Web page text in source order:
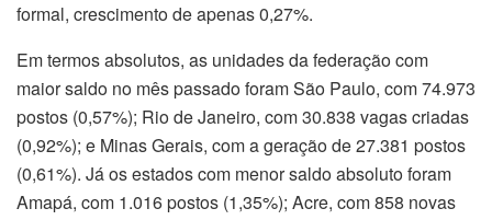
formal, crescimento de apenas 0,27%.
Em termos absolutos, as unidades da federação com
maior saldo no mês passado foram São Paulo, com 74.973
postos (0,57%); Rio de Janeiro, com 30.838 vagas criadas
(0,92%); e Minas Gerais, com a geração de 27.381 postos
(0,61%). Já os estados com menor saldo absoluto foram
Amapá, com 1.016 postos (1,35%); Acre, com 858 novas